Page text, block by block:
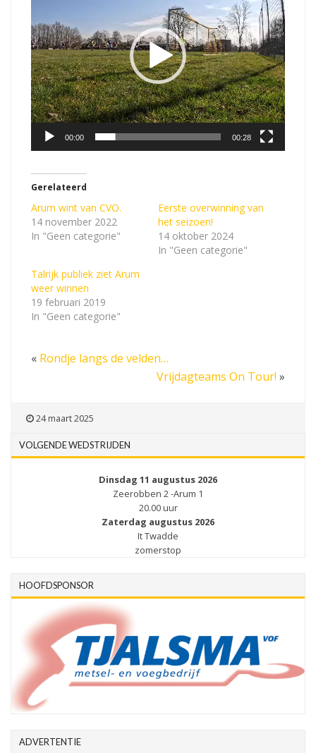
e
o
s
p
e
l
r
00:00 00:28
Gerelateerd
Arum wint van CVO.
14 november 2022
In "Geen categorie"
Eerste overwinning van
het seizoen!
14 oktober 2024
In "Geen categorie"
Talrijk publiek ziet Arum
weer winnen
19 februari 2019
In "Geen categorie"
« Rondje langs de velden…
Vrijdagteams On Tour! »
24 maart 2025
VOLGENDE WEDSTRIJDEN
Dinsdag 11 augustus 2026
Zeerobben 2 -Arum 1
20.00 uur
Zaterdag augustus 2026
It Twadde
zomerstop
HOOFDSPONSOR
ADVERTENTIE